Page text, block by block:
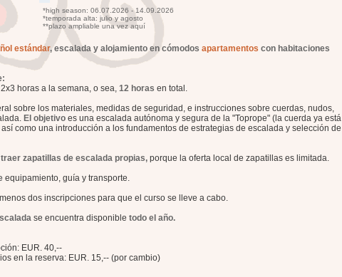
*high season: 06.07.2026 - 14.09.2026
*temporada alta: julio y agosto
**plazo ampliable una vez aquí
estándar, escalada y alojamiento en cómodos apartamentos con habitaciones
horas a la semana, o sea, 12 horas en total.
sobre los materiales, medidas de seguridad, e instrucciones sobre cuerdas, nudos,
El objetivo es una escalada autónoma y segura de la "Toprope" (la cuerda ya está
como una introducción a los fundamentos de estrategias de escalada y selección de
zapatillas de escalada propias, porque la oferta local de zapatillas es limitada.
equipamiento, guía y transporte.
dos inscripciones para que el curso se lleve a cabo.
se encuentra disponible todo el año.
EUR. 40,--
en la reserva: EUR. 15,-- (por cambio)